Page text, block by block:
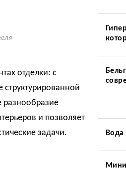
отделки: с
структурированной
разнообразие
и позволяет
задачи.